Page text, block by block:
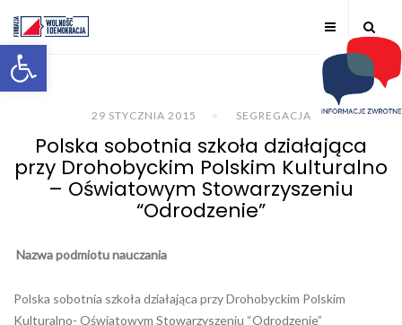
Otwórz pasek narzędzi
29 STYCZNIA 2015 SEGREGACJA
Polska sobotnia szkoła działająca
przy Drohobyckim Polskim Kulturalno
– Oświatowym Stowarzyszeniu
“Odrodzenie”
Nazwa podmiotu nauczania
Polska sobotnia szkoła działająca przy Drohobyckim Polskim
Kulturalno- Oświatowym Stowarzyszeniu “Odrodzenie”